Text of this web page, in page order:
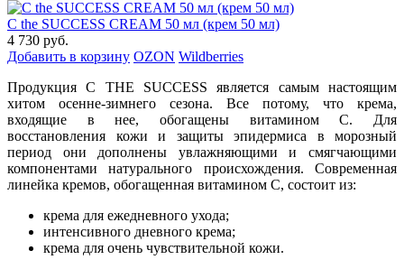
C the SUCCESS CREAM 50 мл (крем 50 мл)
4 730 руб.
Добавить в корзину OZON Wildberries
Продукция C THE SUCCESS является самым настоящим
хитом осенне-зимнего сезона. Все потому, что крема,
входящие в нее, обогащены витамином С. Для
восстановления кожи и защиты эпидермиса в морозный
период они дополнены увлажняющими и смягчающими
компонентами натурального происхождения. Современная
линейка кремов, обогащенная витамином С, состоит из:
крема для ежедневного ухода;
интенсивного дневного крема;
крема для очень чувствительной кожи.